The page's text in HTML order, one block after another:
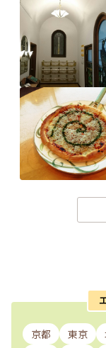
京都 東京